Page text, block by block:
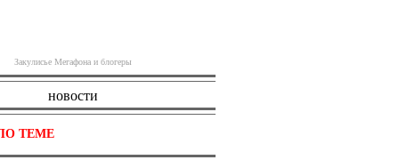
Закулисье Мегафона и блогеры
новости
ТЕМЕ